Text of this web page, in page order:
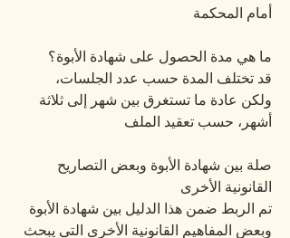
أمام المحكمة
ما هي مدة الحصول على شهادة الأبوة؟
قد تختلف المدة حسب عدد الجلسات،
ولكن عادة ما تستغرق بين شهر إلى ثلاثة
أشهر، حسب تعقيد الملف
صلة بين شهادة الأبوة وبعض التصاريح
القانونية الأخرى
تم الربط ضمن هذا الدليل بين شهادة الأبوة
وبعض المفاهيم القانونية الأخرى التي يبحث